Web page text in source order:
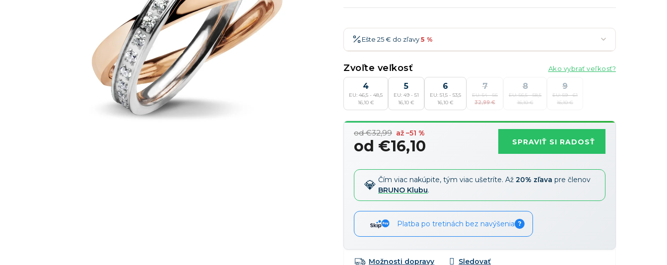
Ešte 25 € do zľavy5 %
36 € →-7 %
47 € -10 % Najobľúbenejšia
Zvoľte veľkosť Ako vybrať veľkosť?
4
EU: 46,5 - 48,5
16,10 €
5
EU: 49 - 51
16,10 €
6
EU: 51,5 - 53,5
16,10 €
7
EU: 54 - 56
32,99 €
8
EU: 56,5 - 58,5
16,10 €
9
EU: 59 - 61
16,10 €
od €32,99 až –51 %
od €16,10
cena:
SPRAVIŤ SI RADOSŤ
Čím viac nakúpite, tým viac ušetríte. Až 20% zľava pre členov
BRUNO Klubu.
Platba po tretinách bez navýšenia ?
Možnosti dopravy